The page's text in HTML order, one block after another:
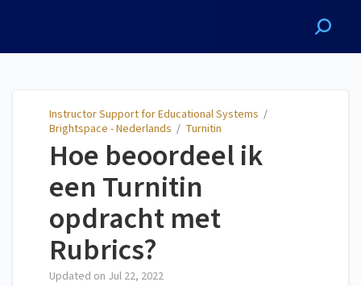
Instructor Support for Educational Systems /
Brightspace - Nederlands / Turnitin
Hoe beoordeel ik
een Turnitin
opdracht met
Rubrics?
Updated on Jul 22, 2022